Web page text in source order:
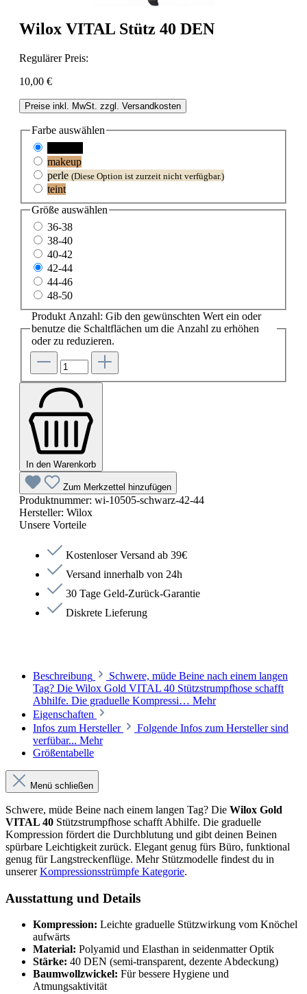
Wilox VITAL Stütz 40 DEN
Regulärer Preis:
10,00 €
Preise inkl. MwSt. zzgl. Versandkosten
Farbe auswählen
makeup
perle (Diese Option ist zurzeit nicht verfügbar.)
teint
Größe auswählen
36-38
38-40
40-42
42-44
44-46
48-50
Produkt Anzahl: Gib den gewünschten Wert ein oder
benutze die Schaltflächen um die Anzahl zu erhöhen
oder zu reduzieren.
In den Warenkorb
Zum Merkzettel hinzufügen
Produktnummer: wi-10505-schwarz-42-44
Hersteller: Wilox
Unsere Vorteile
Kostenloser Versand ab 39€
Versand innerhalb von 24h
30 Tage Geld-Zurück-Garantie
Diskrete Lieferung
Beschreibung
Schwere, müde Beine nach einem langen
Tag? Die Wilox Gold VITAL 40 Stützstrumpfhose schafft
Abhilfe. Die graduelle Kompressi… Mehr
Eigenschaften
Infos zum Hersteller
Folgende Infos zum Hersteller sind
verfübar... Mehr
Größentabelle
Menü schließen
Schwere, müde Beine nach einem langen Tag? Die Wilox Gold
VITAL 40 Stützstrumpfhose schafft Abhilfe. Die graduelle
Kompression fördert die Durchblutung und gibt deinen Beinen
spürbare Leichtigkeit zurück. Elegant genug fürs Büro, funktional
genug für Langstreckenflüge. Mehr Stützmodelle findest du in
unsererKompressionsstrümpfe Kategorie.
Ausstattung und Details
Kompression: Leichte graduelle Stützwirkung vom Knöchel
aufwärts
Material: Polyamid und Elasthan in seidenmatter Optik
Stärke: 40 DEN (semi-transparent, dezente Abdeckung)
Baumwollzwickel: Für bessere Hygiene und
Atmungsaktivität